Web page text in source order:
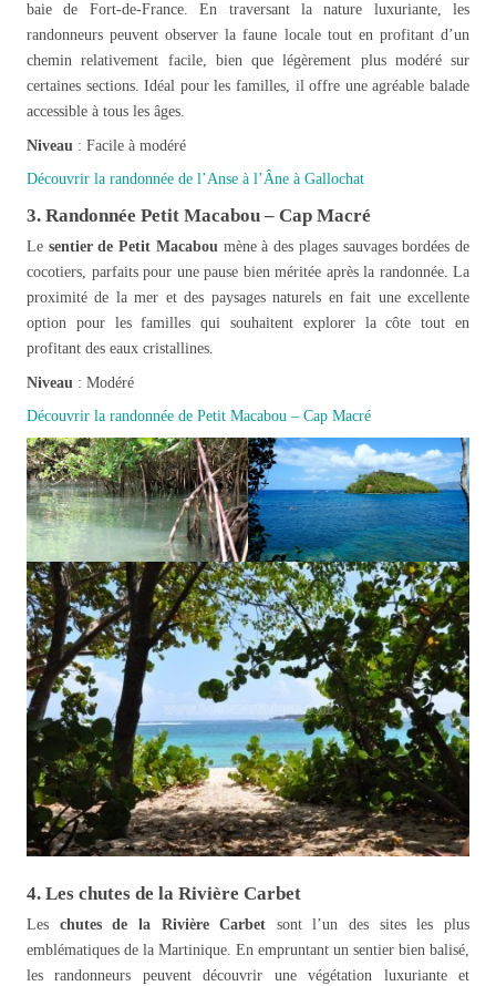
baie de Fort-de-France. En traversant la nature luxuriante, les
randonneurs peuvent observer la faune locale tout en profitant d’un
chemin relativement facile, bien que légèrement plus modéré sur
certaines sections. Idéal pour les familles, il offre une agréable balade
accessible à tous les âges.
Niveau : Facile à modéré
Découvrir la randonnée de l’Anse à l’Âne à Gallochat
3. Randonnée Petit Macabou – Cap Macré
Le sentier de Petit Macaboumène à des plages sauvages bordées de
cocotiers, parfaits pour une pause bien méritée après la randonnée. La
proximité de la mer et des paysages naturels en fait une excellente
option pour les familles qui souhaitent explorer la côte tout en
profitant des eaux cristallines.
Niveau : Modéré
Découvrir la randonnée de Petit Macabou – Cap Macré
4. Les chutes de la Rivière Carbet
Les chutes de la Rivière Carbet sont l’un des sites les plus
emblématiques de la Martinique. En empruntant un sentier bien balisé,
les randonneurs peuvent découvrir une végétation luxuriante et